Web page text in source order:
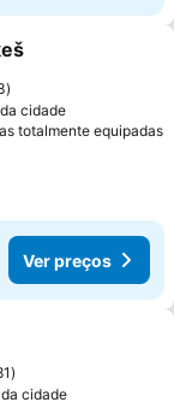
favoritos
cidade
totalmente equipadas
Ver preços
favoritos
cidade